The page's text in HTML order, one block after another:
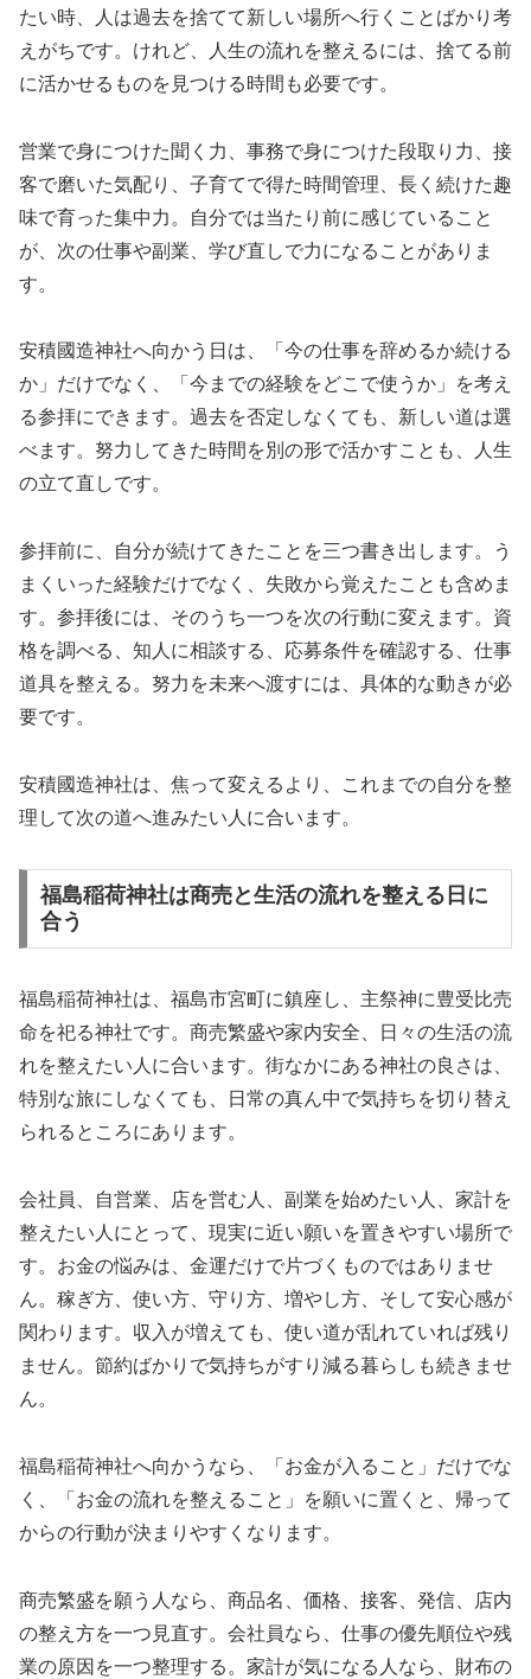
たい時、人は過去を捨てて新しい場所へ行くことばかり考
えがちです。けれど、人生の流れを整えるには、捨てる前
に活かせるものを見つける時間も必要です。
営業で身につけた聞く力、事務で身につけた段取り力、接
客で磨いた気配り、子育てで得た時間管理、長く続けた趣
味で育った集中力。自分では当たり前に感じていること
が、次の仕事や副業、学び直しで力になることがありま
す。
安積國造神社へ向かう日は、「今の仕事を辞めるか続ける
か」だけでなく、「今までの経験をどこで使うか」を考え
る参拝にできます。過去を否定しなくても、新しい道は選
べます。努力してきた時間を別の形で活かすことも、人生
の立て直しです。
参拝前に、自分が続けてきたことを三つ書き出します。う
まくいった経験だけでなく、失敗から覚えたことも含めま
す。参拝後には、そのうち一つを次の行動に変えます。資
格を調べる、知人に相談する、応募条件を確認する、仕事
道具を整える。努力を未来へ渡すには、具体的な動きが必
要です。
安積國造神社は、焦って変えるより、これまでの自分を整
理して次の道へ進みたい人に合います。
福島稲荷神社は商売と生活の流れを整える日に
合う
福島稲荷神社は、福島市宮町に鎮座し、主祭神に豊受比売
命を祀る神社です。商売繁盛や家内安全、日々の生活の流
れを整えたい人に合います。街なかにある神社の良さは、
特別な旅にしなくても、日常の真ん中で気持ちを切り替え
られるところにあります。
会社員、自営業、店を営む人、副業を始めたい人、家計を
整えたい人にとって、現実に近い願いを置きやすい場所で
す。お金の悩みは、金運だけで片づくものではありませ
ん。稼ぎ方、使い方、守り方、増やし方、そして安心感が
関わります。収入が増えても、使い道が乱れていれば残り
ません。節約ばかりで気持ちがすり減る暮らしも続きませ
ん。
福島稲荷神社へ向かうなら、「お金が入ること」だけでな
く、「お金の流れを整えること」を願いに置くと、帰って
からの行動が決まりやすくなります。
商売繁盛を願う人なら、商品名、価格、接客、発信、店内
の整え方を一つ見直す。会社員なら、仕事の優先順位や残
業の原因を一つ整理する。家計が気になる人なら、財布の